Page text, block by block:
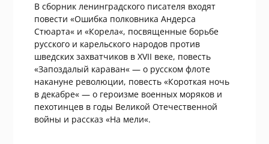
В сборник ленинградского писателя входят
повести «Ошибка полковника Андерса
Стюарта« и «Корела«, посвященные борьбе
русского и карельского народов против
шведских захватчиков в XVII веке, повесть
«Запоздалый караван« — о русском флоте
накануне революции, повесть «Короткая ночь
в декабре« — о героизме военных моряков и
пехотинцев в годы Великой Отечественной
войны и рассказ «На мели«.